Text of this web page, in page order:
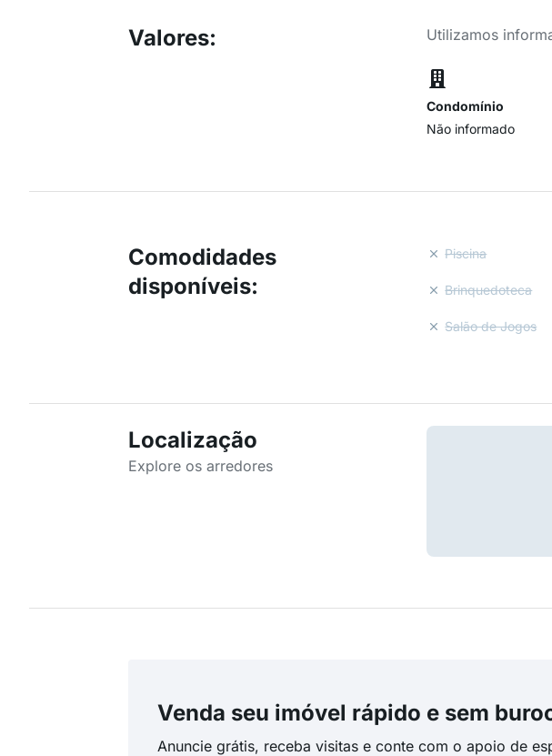
Valores: Utilizamos
Condomínio
Não informado
Comodidades
disponíveis:
Piscina
Brinquedoteca
Salão de Jogos
Localização
Explore os arredores
Venda seu imóvel rápido e sem
Anuncie grátis, receba visitas e conte com o apoio de